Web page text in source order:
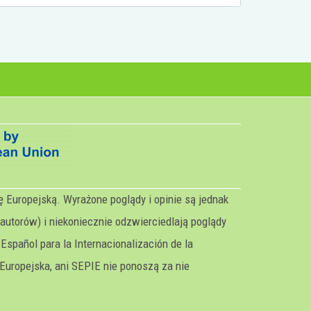
Europejską. Wyrażone poglądy i opinie są jednak
i niekoniecznie odzwierciedlają poglądy
para la Internacionalización de la
ani SEPIE nie ponoszą za nie